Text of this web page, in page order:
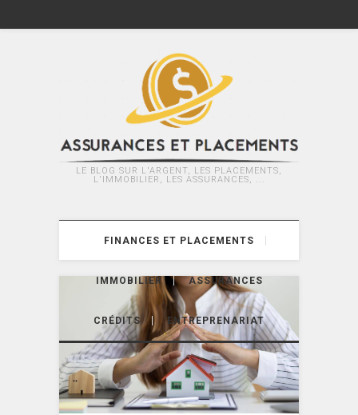
LE BLOG SUR L'ARGENT, LES PLACEMENTS,
L'IMMOBILIER, LES ASSURANCES, ...
FINANCES ET PLACEMENTS
IMMOBILIER ASSURANCES
CRÉDITS ENTREPRENARIAT